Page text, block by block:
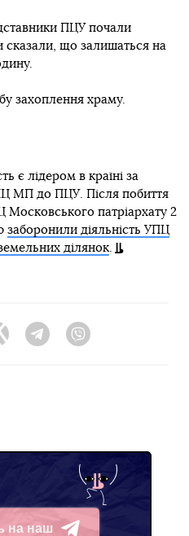
ПЦУ почали
сказали, що залишаться на
захоплення храму.
є лідером в країні за
МП до ПЦУ. Після побиття
Московського патріархату 2
заборонили діяльність УПЦ
ділянок.
Twitter TelegramViber
на наш